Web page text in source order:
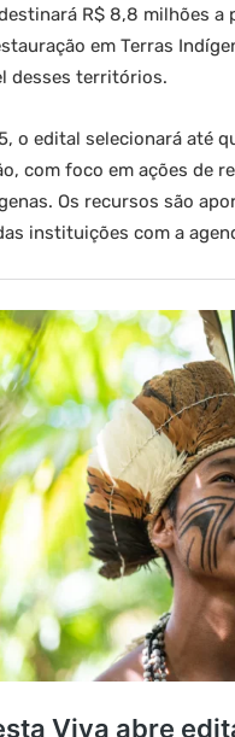
R$ 8,8 milhões
em Terras
desses territórios.
o edital selecionará até
com foco em ações de
Os recursos são
instituições com a